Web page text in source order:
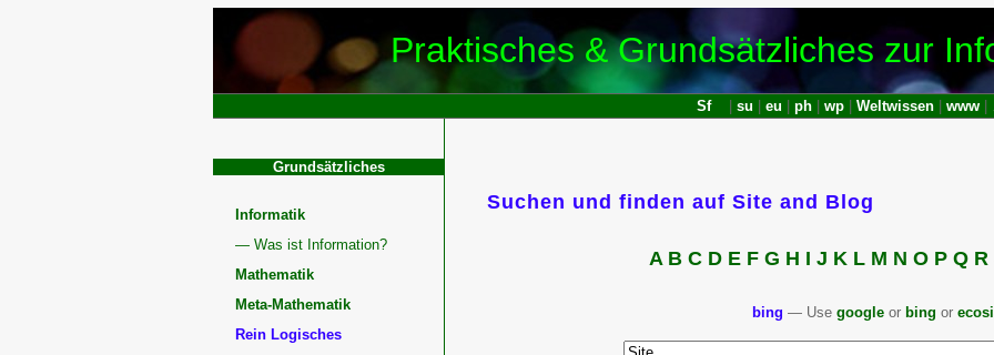
Praktisches & Grundsätzliches zur
Sf| su eu ph wp Weltwissen www
Grundsätzliches
Informatik
— Was ist Information?
Mathematik
Meta-Mathematik
Rein Logisches
Suchen und finden auf Site and Blog
A B C D E F G H I J K L M N O P Q R
bing — Use google or bing or